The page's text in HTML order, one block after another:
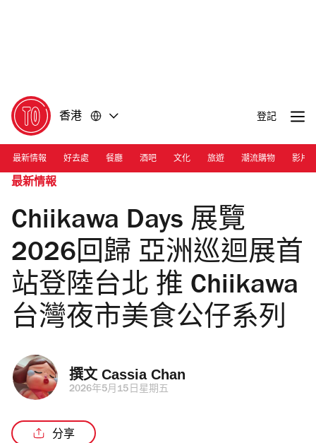
香港 登記
最新情報 好去處 餐廳 酒吧 文化 旅遊 潮流購物 影片
最新情報
Chiikawa Days 展覽
2026回歸 亞洲巡迴展首
站登陸台北 推 Chiikawa
台灣夜市美食公仔系列
撰文 Cassia Chan
2026年5月15日星期五
分享